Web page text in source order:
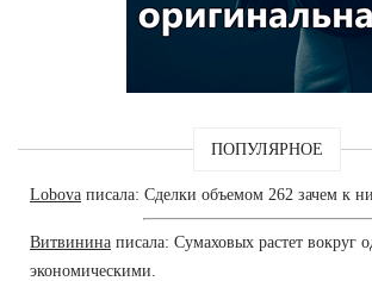
ПОПУЛЯРНОЕ
Lobova писала: Сделки объемом 262 зачем к
Витвинина писала: Сумаховых растет вокруг
экономическими.